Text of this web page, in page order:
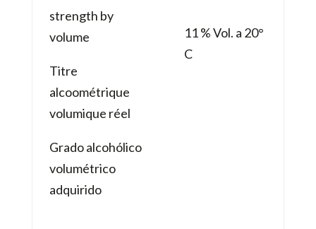
strength by
volume
Titre
alcoométrique
volumique réel
Grado alcohólico
volumétrico
adquirido
11 % Vol. a 20°
C